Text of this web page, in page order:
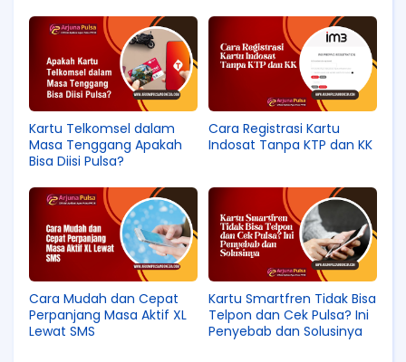
Kartu Telkomsel dalam
Masa Tenggang Apakah
Bisa Diisi Pulsa?
Cara Registrasi Kartu
Indosat Tanpa KTP dan KK
Cara Mudah dan Cepat
Perpanjang Masa Aktif XL
Lewat SMS
Kartu Smartfren Tidak Bisa
Telpon dan Cek Pulsa? Ini
Penyebab dan Solusinya